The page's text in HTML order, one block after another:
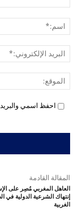
احفظ اسمي
المقالة القادمة
العاهل المغربي مُصِر على
إنتهاك الشرعية الدولية في
الغربية